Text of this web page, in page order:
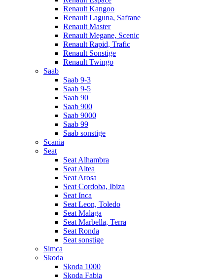
Renault Kangoo
Renault Laguna, Safrane
Renault Master
Renault Megane, Scenic
Renault Rapid, Trafic
Renault Sonstige
Renault Twingo
Saab
Saab 9-3
Saab 9-5
Saab 90
Saab 900
Saab 9000
Saab 99
Saab sonstige
Scania
Seat
Seat Alhambra
Seat Altea
Seat Arosa
Seat Cordoba, Ibiza
Seat Inca
Seat Leon, Toledo
Seat Malaga
Seat Marbella, Terra
Seat Ronda
Seat sonstige
Simca
Skoda
Skoda 1000
Skoda Fabia